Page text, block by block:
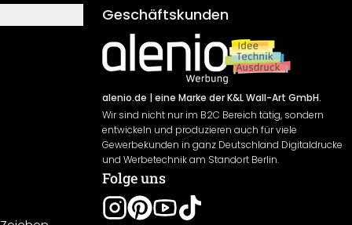
Geschäftskunden
alenio.de | eine Marke der K&L Wall-Art GmbH.
Wir sind nicht nur im B2C Bereich tätig, sondern
entwickeln und produzieren auch für viele
Gewerbekunden in ganz Deutschland Digitaldrucke
und Werbetechnik am Standort Berlin.
Folge uns